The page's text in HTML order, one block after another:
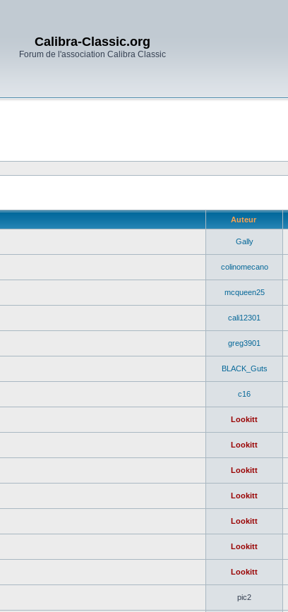
Calibra-Classic.org
Forum de l'association Calibra Classic
Auteur
Gally
colinomecano
mcqueen25
cali12301
greg3901
BLACK_Guts
c16
Lookitt
Lookitt
Lookitt
Lookitt
Lookitt
Lookitt
Lookitt
pic2